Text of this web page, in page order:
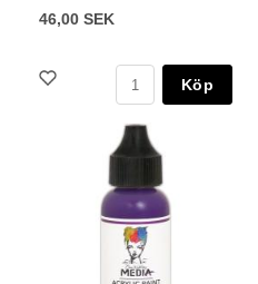
46,00 SEK
Köp